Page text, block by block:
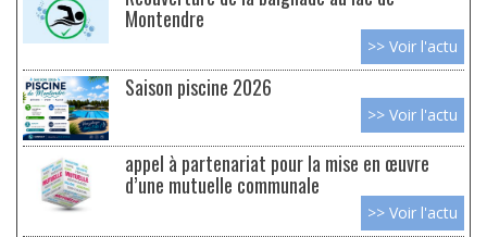
Montendre
>> Voir l'actu
Saison piscine 2026
>> Voir l'actu
appel à partenariat pour la mise en œuvre
d’une mutuelle communale
>> Voir l'actu